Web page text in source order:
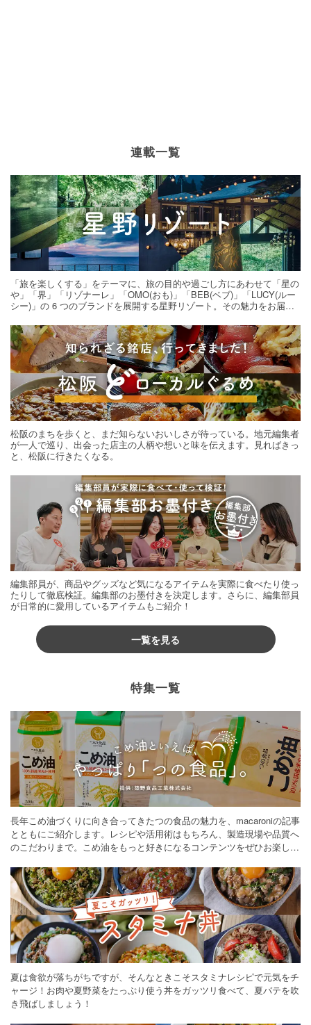
連載一覧
「旅を楽しくする」をテーマに、旅の目的や過ごし方にあわせて「星の
や」「界」「リゾナーレ」「OMO(おも)」「BEB(ベブ)」「LUCY(ルー
シー)」の 6 つのブランドを展開する星野リゾート。その魅力をお届け
松阪のまちを歩くと、まだ知らないおいしさが待っている。地元編集者
が一人で巡り、出会った店主の人柄や想いと味を伝えます。見ればきっ
と、松阪に行きたくなる。
編集部員が、商品やグッズなど気になるアイテムを実際に食べたり使っ
たりして徹底検証。編集部のお墨付きを決定します。さらに、編集部員
が日常的に愛用しているアイテムもご紹介！
一覧を見る
特集一覧
長年こめ油づくりに向き合ってきたつの食品の魅力を、macaroniの記事
とともにご紹介します。レシピや活用術はもちろん、製造現場や品質へ
のこだわりまで。こめ油をもっと好きになるコンテンツをぜひお楽しみ
夏は食欲が落ちがちですが、そんなときこそスタミナレシピで元気をチ
ャージ！お肉や夏野菜をたっぷり使う丼をガッツリ食べて、夏バテを吹
き飛ばしましょう！